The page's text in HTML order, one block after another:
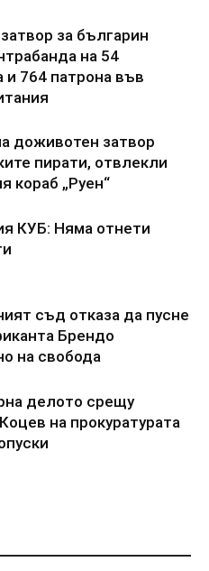
за българин
на 54
и 764 патрона във
доживотен затвор
пирати, отвлекли
кораб „Руен“
КУБ: Няма отнети
съд отказа да пусне
Брендо
на свобода
делото срещу
на прокуратурата